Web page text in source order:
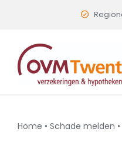
content
Home • Schade melden •